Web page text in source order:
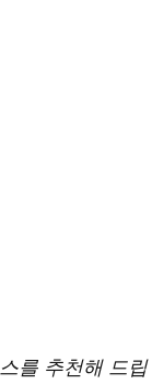
를 추천해 드립